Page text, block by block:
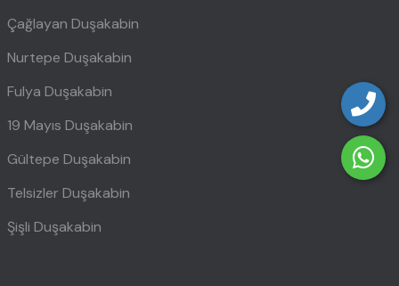
Çağlayan Duşakabin
Nurtepe Duşakabin
Fulya Duşakabin
19 Mayıs Duşakabin
Gültepe Duşakabin
Telsizler Duşakabin
Şişli Duşakabin